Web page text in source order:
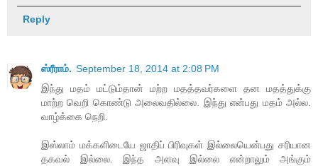
Reply
ஸ்ரீராம். September 18, 2014 at 2:08 PM
இந்து மதம் மட்டும்தான் மற்ற மதத்தவர்களை தன மதத்துக்கு
மாற்ற வெறி கொண்டு அலைவதில்லை. இந்து என்பது மதம் அல்ல.
வாழ்க்கை நெறி.
இஸ்லாம் மக்களிடையே ஜாதிப் பிரிவுகள் இல்லையென்பது சரியான
தகவல் இல்லை. இந்த அளவு இல்லை என்றாலும் அங்கும்